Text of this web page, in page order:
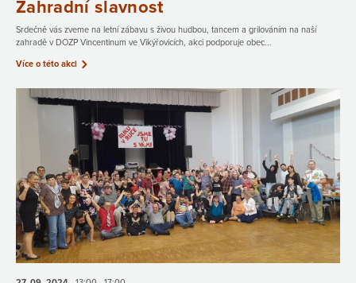
Zahradní slavnost
Srdečně vás zveme na letní zábavu s živou hudbou, tancem a grilováním na naší
zahradě v DOZP Vincentinum ve Vikýřovicích, akci podporuje obec...
Více o této akci